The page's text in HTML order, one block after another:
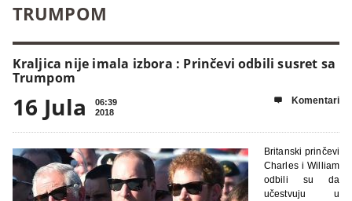
TRUMPOM
Kraljica nije imala izbora : Prinčevi odbili susret sa
Trumpom
16 Jula
06:39
2018
 Komentari
Britanski prinčevi
Charles i William
odbili su da
učestvuju u